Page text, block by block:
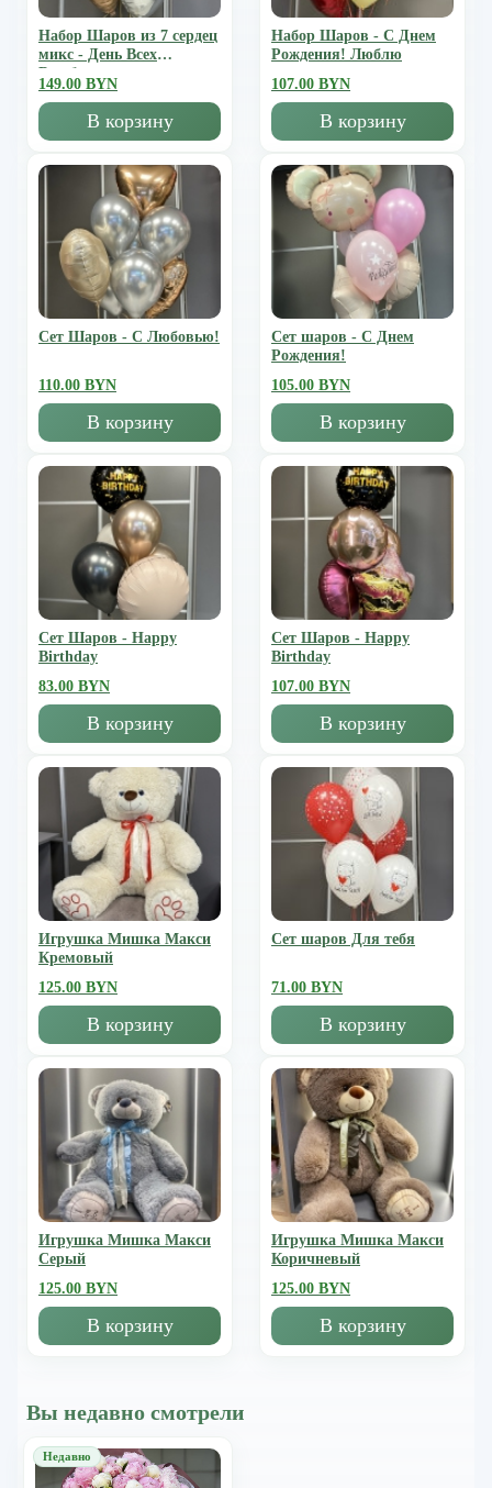
Набор Шаров из 7 сердец
микс - День Всех
Влюбленных
149.00 BYN
В корзину
Набор Шаров - С Днем
Рождения! Люблю
107.00 BYN
В корзину
Сет Шаров - С Любовью!
110.00 BYN
В корзину
Сет шаров - С Днем
Рождения!
105.00 BYN
В корзину
Сет Шаров - Happy
Birthday
83.00 BYN
В корзину
Сет Шаров - Happy
Birthday
107.00 BYN
В корзину
Игрушка Мишка Mакси
Кремовый
125.00 BYN
В корзину
Сет шаров Для тебя
71.00 BYN
В корзину
Игрушка Мишка Mакси
Серый
125.00 BYN
В корзину
Игрушка Мишка Mакси
Коричневый
125.00 BYN
В корзину
Вы недавно смотрели